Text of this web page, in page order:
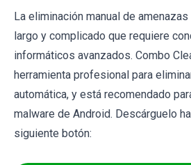
La eliminación manual de
largo y complicado que requiere
informáticos avanzados. Combo
herramienta profesional para
automática, y está recomendado
malware de Android. Descárguelo
siguiente botón: